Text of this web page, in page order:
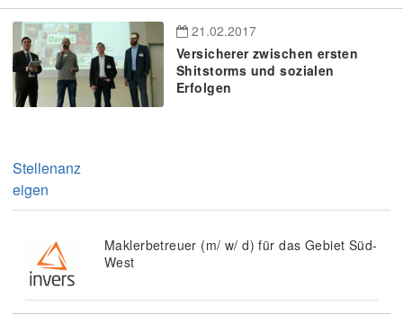
21.02.2017
Versicherer zwischen ersten
Shitstorms und sozialen
Erfolgen
Stellenanz
eigen
Maklerbetreuer (m/ w/ d) für das Gebiet Süd-
West